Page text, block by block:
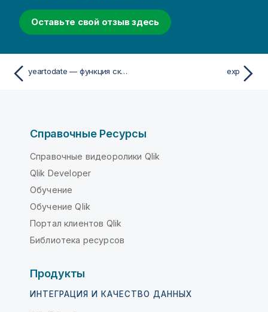
Оставьте свой отзыв здесь
yeartodate — функция скриптa и диаграммы exp
Справочные Ресурсы
Справочные видеоролики Qlik
Qlik Developer
Обучение
Обучение Qlik
Портал клиентов Qlik
Библиотека ресурсов
Продукты
ИНТЕГРАЦИЯ И КАЧЕСТВО ДАННЫХ